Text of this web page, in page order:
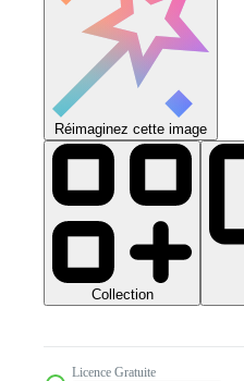
Réimaginez cette image
Collection
Licence Gratuite